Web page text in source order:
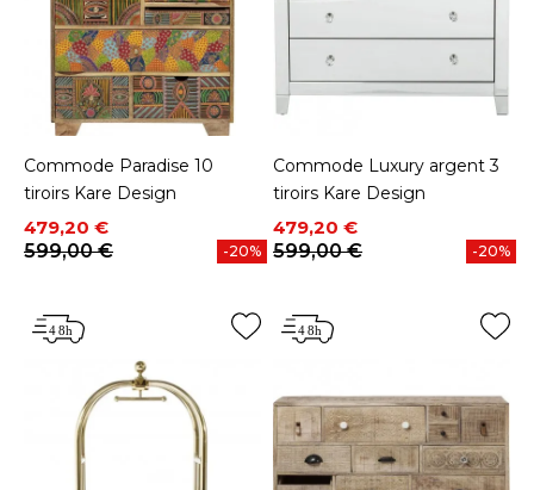
Commode Paradise 10
tiroirs Kare Design
Prix
479,20 €
Prix de base
599,00 €
-20%
Commode Luxury argent 3
tiroirs Kare Design
Prix
479,20 €
Prix de base
599,00 €
-20%